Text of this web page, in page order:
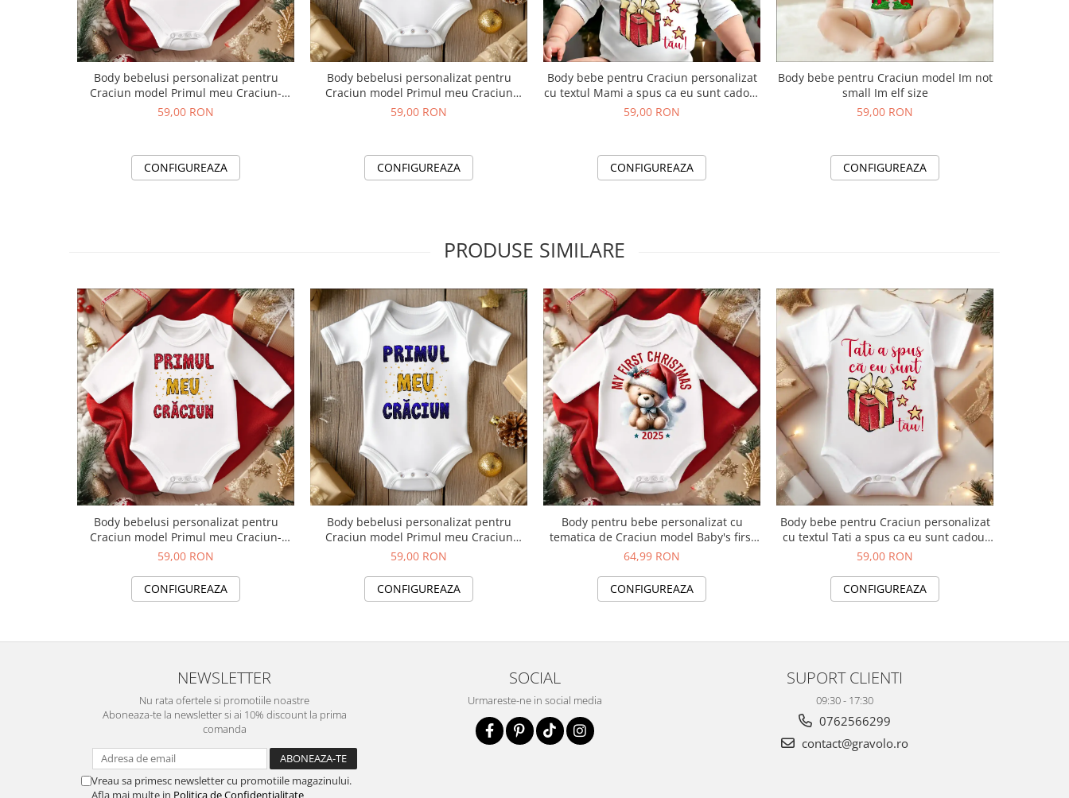
Body bebelusi personalizat pentru
Craciun model Primul meu Craciun-
rosu-auriu
59,00 RON
CONFIGUREAZA
Body bebelusi personalizat pentru
Craciun model Primul meu Craciun
albastru auriu
59,00 RON
CONFIGUREAZA
Body bebe pentru Craciun personalizat
cu textul Mami a spus ca eu sunt cadoul
tau
59,00 RON
CONFIGUREAZA
Body bebe pentru Craciun model Im not
small Im elf size
59,00 RON
CONFIGUREAZA
PRODUSE SIMILARE
Body bebelusi personalizat pentru
Craciun model Primul meu Craciun-
rosu-auriu
59,00 RON
CONFIGUREAZA
Body bebelusi personalizat pentru
Craciun model Primul meu Craciun
albastru auriu
59,00 RON
CONFIGUREAZA
Body pentru bebe personalizat cu
tematica de Craciun model Baby's first
Christmas
64,99 RON
CONFIGUREAZA
Body bebe pentru Craciun personalizat
cu textul Tati a spus ca eu sunt cadoul
tau
59,00 RON
CONFIGUREAZA
NEWSLETTER
Nu rata ofertele si promotiile noastre
Aboneaza-te la newsletter si ai 10% discount la prima
comanda
Vreau sa primesc newsletter cu promotiile magazinului.
Afla mai multe in Politica de Confidentialitate
SOCIAL
Urmareste-ne in social media
SUPORT CLIENTI
09:30 - 17:30
0762566299
contact@gravolo.ro